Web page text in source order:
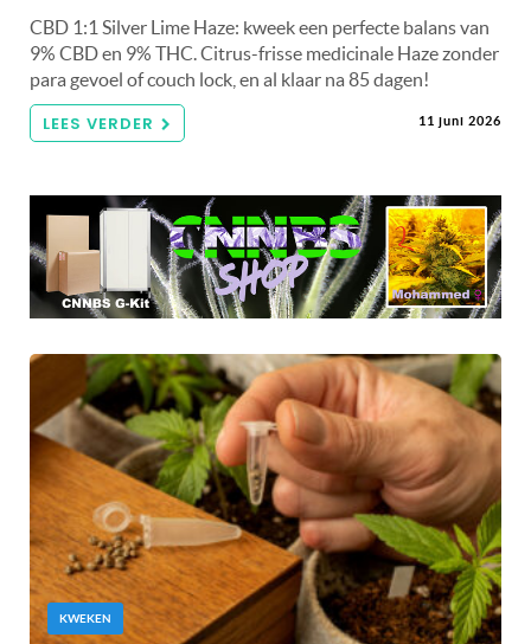
CBD 1:1 Silver Lime Haze: kweek een perfecte balans van
9% CBD en 9% THC. Citrus-frisse medicinale Haze zonder
para gevoel of couch lock, en al klaar na 85 dagen!
LEES VERDER 11 juni 2026
KWEKEN